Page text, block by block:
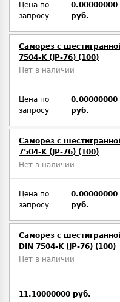
Цена по
запросу
0.00000000
руб.
Саморез с
7504-K (JP-76) (100)
Нет в наличии
Цена по
запросу
0.00000000
руб.
Саморез с
7504-K (JP-76) (100)
Нет в наличии
Цена по
запросу
0.00000000
руб.
Саморез с
DIN 7504-K (JP-76) (100)
Нет в наличии
11.10000000 руб.